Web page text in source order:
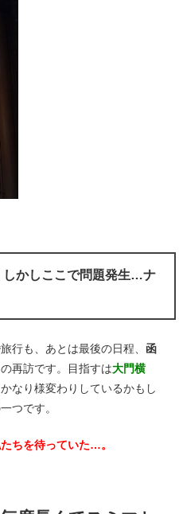
しかしここで問題発生…ナ
行も、あとは最後の日程、函
再訪です。目指すは大門横
かなり様変わりしているかもし
つです。
ちを待っていた…。